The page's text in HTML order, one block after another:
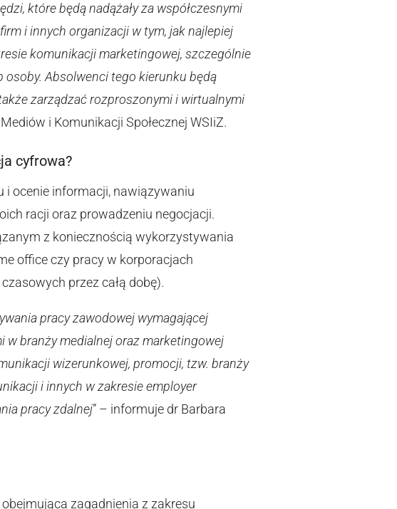
które będą nadążały za współczesnymi
i innych organizacji w tym, jak najlepiej
komunikacji marketingowej, szczególnie
Absolwenci tego kierunku będą
zarządzać rozproszonymi i wirtualnymi
i Komunikacji Społecznej WSIiZ.
cyfrowa?
ocenie informacji, nawiązywaniu
racji oraz prowadzeniu negocjacji.
z koniecznością wykorzystywania
office czy pracy w korporacjach
przez całą dobę).
pracy zawodowej wymagającej
branży medialnej oraz marketingowej
wizerunkowej, promocji, tzw. branży
i innych w zakresie employer
pracy zdalnej” – informuje dr Barbara
zagadnienia z zakresu